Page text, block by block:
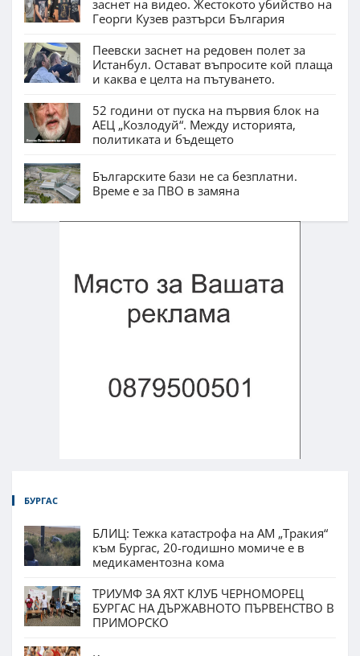
заснет на видео. Жестокото убийство на
Георги Кузев разтърси България
Пеевски заснет на редовен полет за
Истанбул. Остават въпросите кой плаща
и каква е целта на пътуването.
52 години от пуска на първия блок на
АЕЦ „Козлодуй“. Между историята,
политиката и бъдещето
Българските бази не са безплатни.
Време е за ПВО в замяна
БУРГАС
БЛИЦ: Тежка катастрофа на АМ „Тракия“
към Бургас, 20-годишно момиче е в
медикаментозна кома
ТРИУМФ ЗА ЯХТ КЛУБ ЧЕРНОМОРЕЦ
БУРГАС НА ДЪРЖАВНОТО ПЪРВЕНСТВО В
ПРИМОРСКО